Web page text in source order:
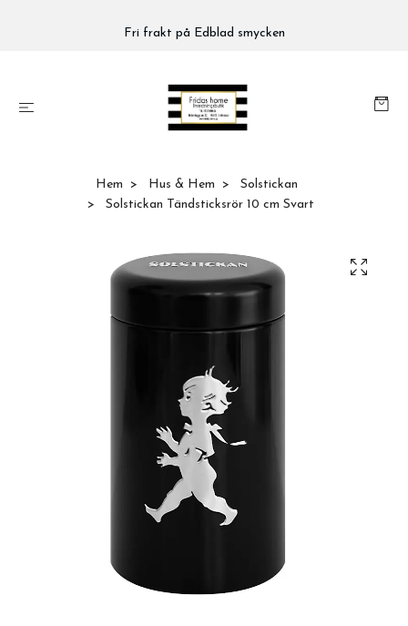
Fri frakt på Edblad smycken
Hem Hus & Hem
Solstickan
Solstickan Tändsticksrör 10 cm Svart